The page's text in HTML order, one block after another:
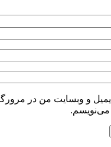
و وبسایت من در
می‌نویسم.